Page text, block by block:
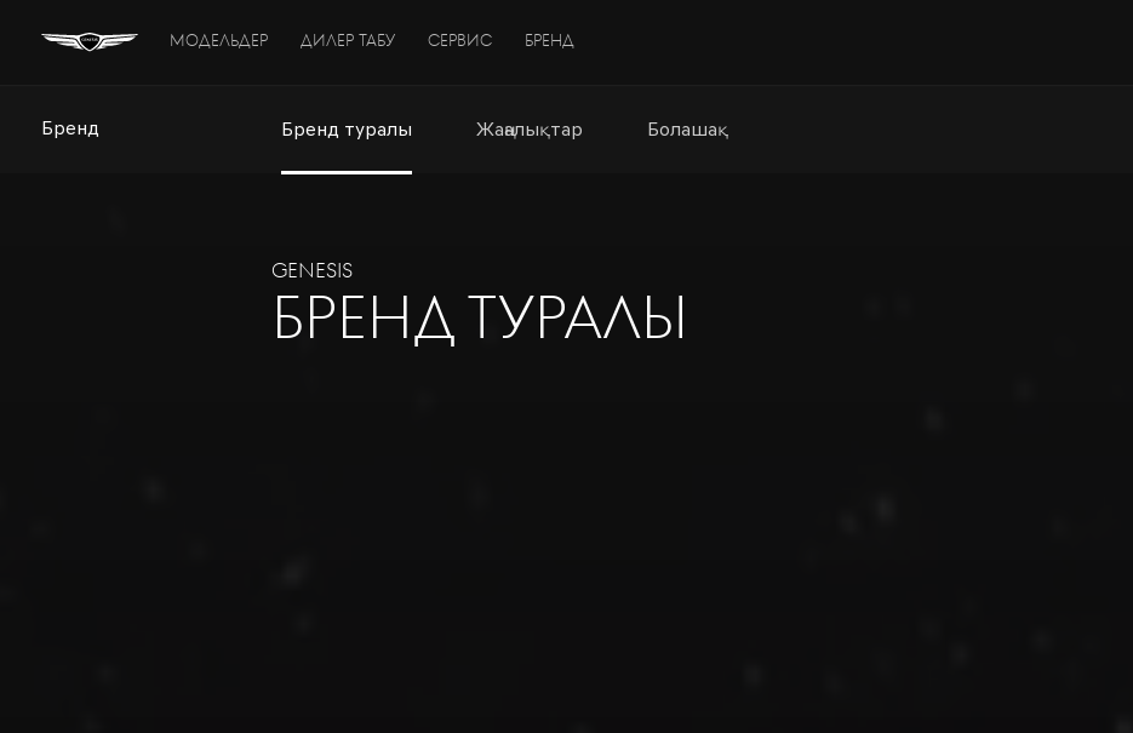
МОДЕЛЬДЕР ДИЛЕР ТАБУ СЕРВИС БРЕНД
Бренд Бренд туралы Жаңалықтар Болашақ
GENESIS
БРЕНД ТУРАЛЫ